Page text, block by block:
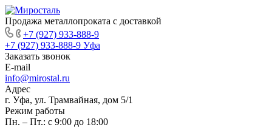
Продажа металлопроката с доставкой
+7 (927) 933-888-9
+7 (927) 933-888-9 Уфа
Заказать звонок
E-mail
info@mirostal.ru
Адрес
г. Уфа, ул. Трамвайная, дом 5/1
Режим работы
Пн. – Пт.: с 9:00 до 18:00